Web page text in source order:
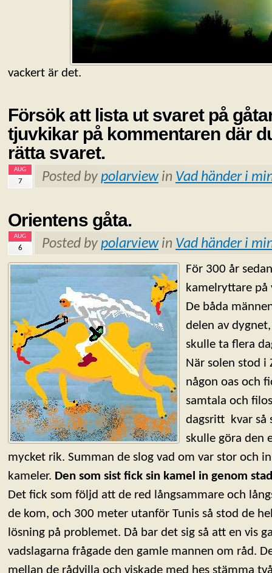
vackert är det.
Försök att lista ut svaret på
tjuvkikar på kommentaren där
rätta svaret.
AUG
7 Posted by polarviewin Vad händer i
Orientens gåta.
AUG
6 Posted by polarviewin Vad händer i
För 300 år
kamelryttare på
De båda
delen av
skulle ta flera
När solen stod i
någon oas och
samtala och
dagsritt kvar så
skulle göra den
mycket rik. Summan de slog vad om var stor och
kameler. Den som sist fick sin kamel in genom
Det fick som följd att de red långsammare och
de kom, och 300 meter utanför Tunis så stod de
lösning på problemet. Då bar det sig så att en vis
vadslagarna frågade den gamle mannen om råd.
mellan de rådvilla och viskade med hes stämma